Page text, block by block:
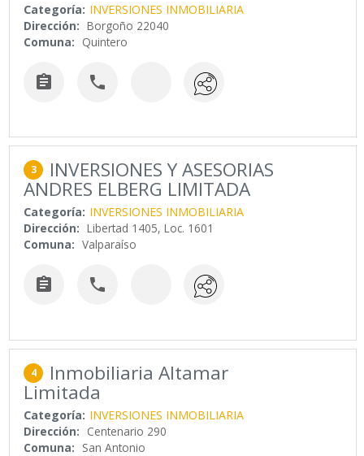
Categoría: INVERSIONES INMOBILIARIA
Dirección: Borgoño 22040
Comuna: Quintero
 
3 INVERSIONES Y ASESORIAS
ANDRES ELBERG LIMITADA
Categoría: INVERSIONES INMOBILIARIA
Dirección: Libertad 1405, Loc. 1601
Comuna: Valparaíso
 
4 Inmobiliaria Altamar
Limitada
Categoría: INVERSIONES INMOBILIARIA
Dirección: Centenario 290
Comuna: San Antonio